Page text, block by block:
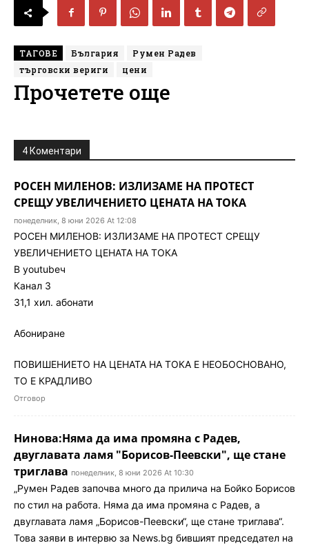
ТАГОВЕ България
Румен Радев
търговски вериги
цени
Прочетете още
4 Коментари
РОСЕН МИЛЕНОВ: ИЗЛИЗАМЕ НА ПРОТЕСТ
СРЕЩУ УВЕЛИЧЕНИЕТО ЦЕНАТА НА ТОКА
понеделник, 8 юни 2026 At 12:08
РОСЕН МИЛЕНОВ: ИЗЛИЗАМЕ НА ПРОТЕСТ СРЕЩУ
УВЕЛИЧЕНИЕТО ЦЕНАТА НА ТОКА
В youtubeч
Канал 3
31,1 хил. абонати
Абониране
ПОВИШЕНИЕТО НА ЦЕНАТА НА ТОКА Е НЕОБОСНОВАНО,
ТО Е КРАДЛИВО
Отговор
Нинова:Няма да има промяна с Радев,
двуглавата ламя "Борисов-Пеевски", ще стане
триглава понеделник, 8 юни 2026 At 10:30
„Румен Радев започва много да прилича на Бойко Борисов
по стил на работа. Няма да има промяна с Радев, а
двуглавата ламя „Борисов-Пеевски“, ще стане триглава“.
Това заяви в интервю за News.bg бившият председател на